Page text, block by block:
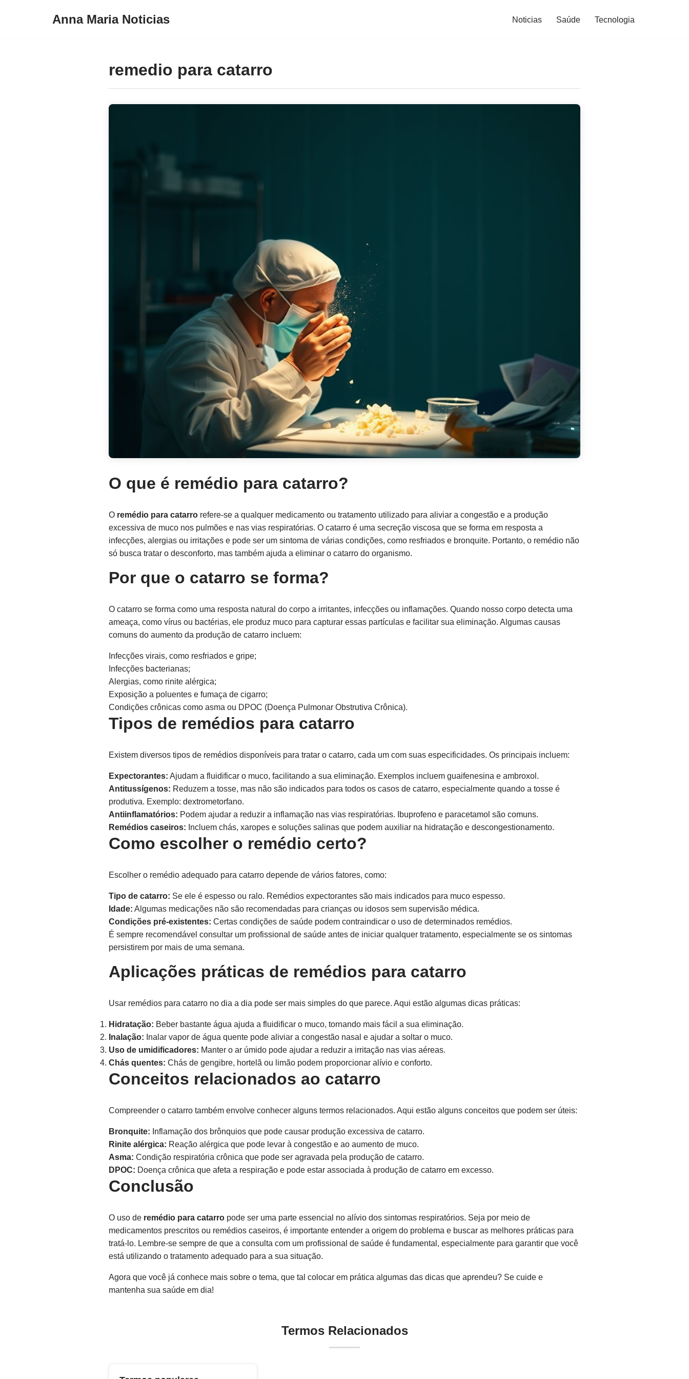
Anna Maria Noticias Noticias Saúde Tecnologia
remedio para catarro
O que é remédio para catarro?
O remédio para catarro refere-se a qualquer medicamento ou tratamento utilizado para aliviar a congestão e a produção
excessiva de muco nos pulmões e nas vias respiratórias. O catarro é uma secreção viscosa que se forma em resposta a
infecções, alergias ou irritações e pode ser um sintoma de várias condições, como resfriados e bronquite. Portanto, o remédio não
só busca tratar o desconforto, mas também ajuda a eliminar o catarro do organismo.
Por que o catarro se forma?
O catarro se forma como uma resposta natural do corpo a irritantes, infecções ou inflamações. Quando nosso corpo detecta uma
ameaça, como vírus ou bactérias, ele produz muco para capturar essas partículas e facilitar sua eliminação. Algumas causas
comuns do aumento da produção de catarro incluem:
Infecções virais, como resfriados e gripe;
Infecções bacterianas;
Alergias, como rinite alérgica;
Exposição a poluentes e fumaça de cigarro;
Condições crônicas como asma ou DPOC (Doença Pulmonar Obstrutiva Crônica).
Tipos de remédios para catarro
Existem diversos tipos de remédios disponíveis para tratar o catarro, cada um com suas especificidades. Os principais incluem:
Expectorantes: Ajudam a fluidificar o muco, facilitando a sua eliminação. Exemplos incluem guaifenesina e ambroxol.
Antitussígenos: Reduzem a tosse, mas não são indicados para todos os casos de catarro, especialmente quando a tosse é
produtiva. Exemplo: dextrometorfano.
Antiinflamatórios: Podem ajudar a reduzir a inflamação nas vias respiratórias. Ibuprofeno e paracetamol são comuns.
Remédios caseiros: Incluem chás, xaropes e soluções salinas que podem auxiliar na hidratação e descongestionamento.
Como escolher o remédio certo?
Escolher o remédio adequado para catarro depende de vários fatores, como:
Tipo de catarro: Se ele é espesso ou ralo. Remédios expectorantes são mais indicados para muco espesso.
Idade: Algumas medicações não são recomendadas para crianças ou idosos sem supervisão médica.
Condições pré-existentes: Certas condições de saúde podem contraindicar o uso de determinados remédios.
É sempre recomendável consultar um profissional de saúde antes de iniciar qualquer tratamento, especialmente se os sintomas
persistirem por mais de uma semana.
Aplicações práticas de remédios para catarro
Usar remédios para catarro no dia a dia pode ser mais simples do que parece. Aqui estão algumas dicas práticas:
Hidratação: Beber bastante água ajuda a fluidificar o muco, tornando mais fácil a sua eliminação.
Inalação: Inalar vapor de água quente pode aliviar a congestão nasal e ajudar a soltar o muco.
Uso de umidificadores: Manter o ar úmido pode ajudar a reduzir a irritação nas vias aéreas.
Chás quentes: Chás de gengibre, hortelã ou limão podem proporcionar alívio e conforto.
Conceitos relacionados ao catarro
Compreender o catarro também envolve conhecer alguns termos relacionados. Aqui estão alguns conceitos que podem ser úteis:
Bronquite: Inflamação dos brônquios que pode causar produção excessiva de catarro.
Rinite alérgica: Reação alérgica que pode levar à congestão e ao aumento de muco.
Asma: Condição respiratória crônica que pode ser agravada pela produção de catarro.
DPOC: Doença crônica que afeta a respiração e pode estar associada à produção de catarro em excesso.
Conclusão
O uso de remédio para catarro pode ser uma parte essencial no alívio dos sintomas respiratórios. Seja por meio de
medicamentos prescritos ou remédios caseiros, é importante entender a origem do problema e buscar as melhores práticas para
tratá-lo. Lembre-se sempre de que a consulta com um profissional de saúde é fundamental, especialmente para garantir que você
está utilizando o tratamento adequado para a sua situação.
Agora que você já conhece mais sobre o tema, que tal colocar em prática algumas das dicas que aprendeu? Se cuide e
mantenha sua saúde em dia!
Termos Relacionados